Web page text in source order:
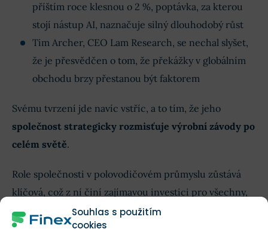
Souhlas s použitím
cookies
příštím roce klesnou o 2 %, poptávka, za kterou
stojí nástup AI, naznačuje silný dlouhodobý růst
Tim Archer, CEO Lam Research, se nechal slyšet,
že je přesvědčen o tom, že překážky v globálním
obchodu brzy přestanou být faktorem
Svému tvrzení jde navíc vstříc, a to tím, že jeho
společnost strategicky rozmisťuje výrobní závody po
celém světě.
Role společnosti v polovodičovém průmyslu zůstává
klíčová, což z ní činí zajímavou investici pro všechny,
kteří se nebojí trochy investičního rizika